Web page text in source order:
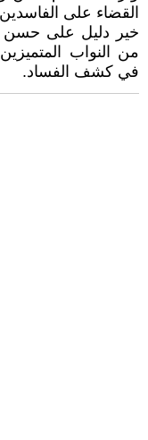
القضاء على
خير دليل على حسن
من النواب
في كشف الفساد.